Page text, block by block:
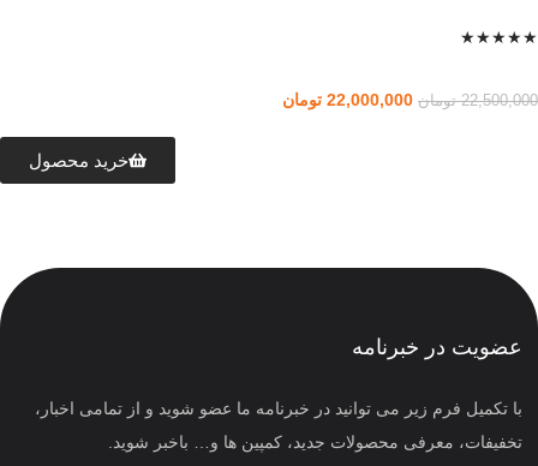
★
★
★
★
★
22,500,000 تومان 22,000,000 تومان
خرید محصول
عضویت در خبرنامه
با تکمیل فرم زیر می توانید در خبرنامه ما عضو شوید و از تمامی اخبار،
تخفیفات، معرفی محصولات جدید، کمپین ها و… باخبر شوید.